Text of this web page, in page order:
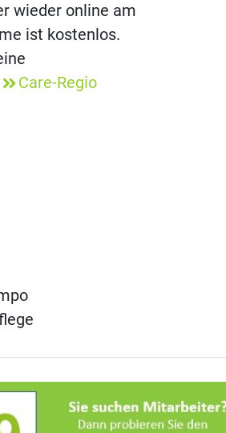
wieder online am
ist kostenlos.
Care-Regio